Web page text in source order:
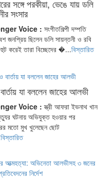
সঙ্গে পরকীয়া, ভেঙে যায় ডলি
সংসার
Voice : সংগীতশিল্পী দম্পতি
জনপ্রিয় ছিলেন ডলি সায়ন্তনী ও রবি
করেই তারা বিচ্ছেদের �...বিস্তারিত
যা বললেন জাহের আলভী
Voice : স্ত্রী আফরা ইভনাথ খান
ঘটনায় অভিযুক্ত হওয়ার পর
মতো মুখ খুলেছেন ছোট
বিস্তারিত